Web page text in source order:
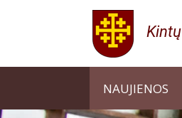
NAUJIENOS